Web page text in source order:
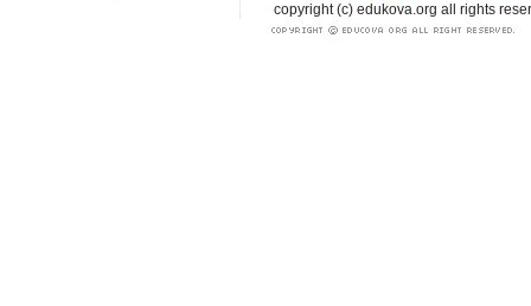
copyright (c) edukova.org all rights